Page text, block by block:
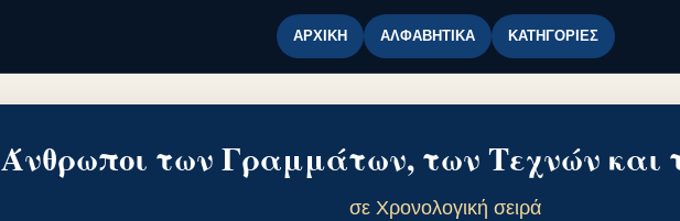
ΑΡΧΙΚΉ ΑΛΦΑΒΗΤΙΚΆ ΚΑΤΗΓΟΡΊΕΣ
Άνθρωποι των Γραμμάτων, των Τεχνών και
σε Χρονολογική σειρά